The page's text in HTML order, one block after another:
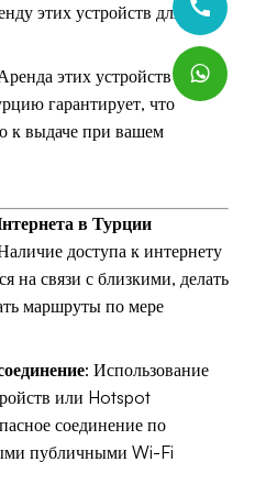
этих устройств для
этих устройств
гарантирует, что
к выдаче при вашем
в Турции
доступа к интернету
на связи с близкими, делать
маршруты по мере
: Использование
или Hotspot
соединение по
публичными Wi-Fi